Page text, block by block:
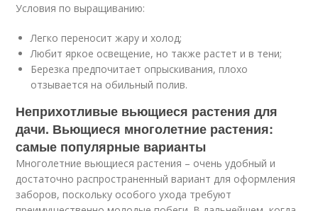
Условия по выращиванию:
Легко переносит жару и холод;
Любит яркое освещение, но также растет и в тени;
Березка предпочитает опрыскивания, плохо
отзывается на обильный полив.
Неприхотливые вьющиеся растения для
дачи. Вьющиеся многолетние растения:
самые популярные варианты
Многолетние вьющиеся растения – очень удобный и
достаточно распространенный вариант для оформления
заборов, поскольку особого ухода требуют